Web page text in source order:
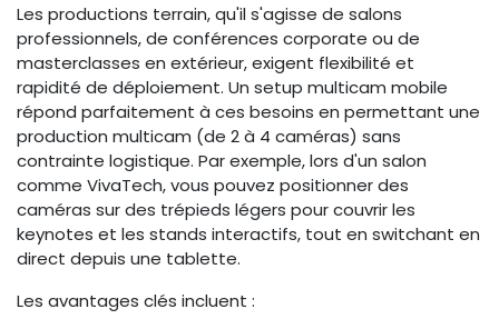
Les productions terrain, qu'il s'agisse de salons
professionnels, de conférences corporate ou de
masterclasses en extérieur, exigent flexibilité et
rapidité de déploiement. Un setup multicam mobile
répond parfaitement à ces besoins en permettant une
production multicam (de 2 à 4 caméras) sans
contrainte logistique. Par exemple, lors d'un salon
comme VivaTech, vous pouvez positionner des
caméras sur des trépieds légers pour couvrir les
keynotes et les stands interactifs, tout en switchant en
direct depuis une tablette.
Les avantages clés incluent :